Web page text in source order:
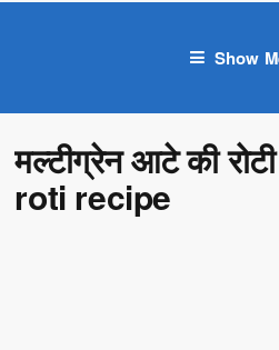
Show
मल्टीग्रेन आटे की
roti recipe